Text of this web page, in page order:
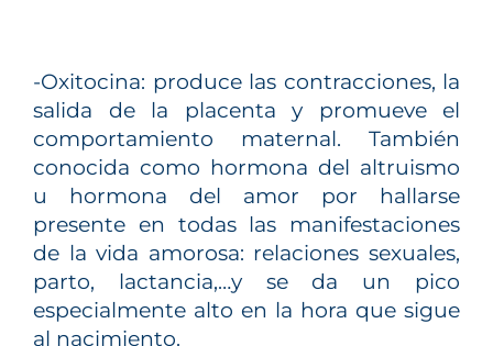
-Oxitocina: produce las contracciones, la
salida de la placenta y promueve el
comportamiento maternal. También
conocida como hormona del altruismo
u hormona del amor por hallarse
presente en todas las manifestaciones
de la vida amorosa: relaciones sexuales,
parto, lactancia,…y se da un pico
especialmente alto en la hora que sigue
al nacimiento.